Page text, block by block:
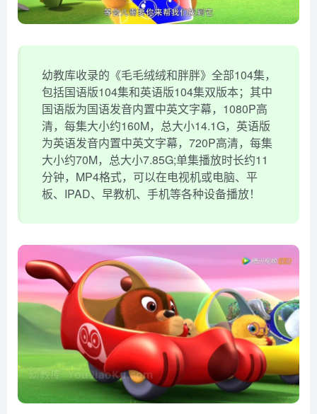
幼教库收录的《毛毛绒绒和胖胖》全部104集，
包括国语版104集和英语版104集双版本；其中
国语版为国语发音内置中英文字幕，1080P高
清，每集大小约160M，总大小14.1G，英语版
为英语发音内置中英文字幕，720P高清，每集
大小约70M，总大小7.85G;单集播放时长约11
分钟，MP4格式，可以在电视机或电脑、平
板、IPAD、早教机、手机等各种设备播放！